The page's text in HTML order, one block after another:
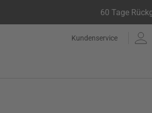
60 Tage
Kundenservice